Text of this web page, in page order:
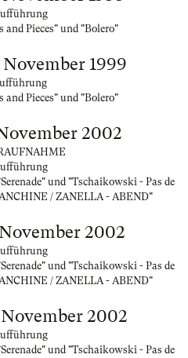
Pieces" und "Bolero"
1999
Pieces" und "Bolero"
2002
und "Tschaikowski - Pas de
/ ZANELLA - ABEND"
2002
und "Tschaikowski - Pas de
/ ZANELLA - ABEND"
2002
und "Tschaikowski - Pas de